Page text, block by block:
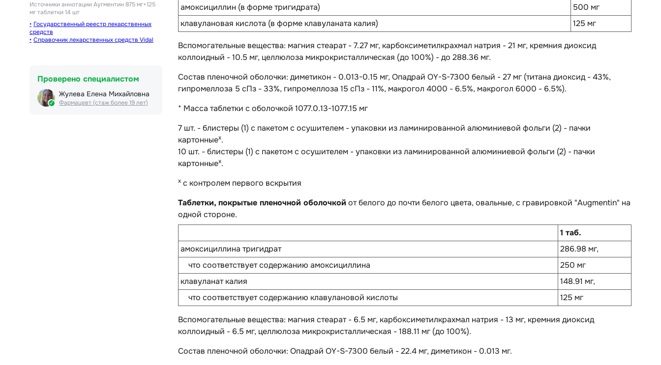
Источники аннотацииАугментин 875 мг+125
мг таблетки 14 шт
Государственный реестр лекарственных
средств
Справочник лекарственных средств Vidal
Проверено специалистом
Жулева Елена Михайловна
Фармацевт (стаж более 19 лет)
амоксициллин (в форме тригидрата)
500 мг
клавулановая кислота (в форме клавуланата калия)
125 мг
Вспомогательные вещества: магния стеарат - 7.27 мг, карбоксиметилкрахмал натрия - 21 мг, кремния диоксид
коллоидный - 10.5 мг, целлюлоза микрокристаллическая (до 100%) - до 288.36 мг.
Состав пленочной оболочки: диметикон - 0.013-0.15 мг, Опадрай OY-S-7300 белый - 27 мг (титана диоксид - 43%,
гипромеллоза 5 сПз - 33%, гипромеллоза 15 сПз - 11%, макрогол 4000 - 6.5%, макрогол 6000 - 6.5%).
* Масса таблетки с оболочкой 1077.0.13-1077.15 мг
7 шт. - блистеры (1) с пакетом с осушителем - упаковки из ламинированной алюминиевой фольги (2) - пачки
картонныех.
10 шт. - блистеры (1) с пакетом с осушителем - упаковки из ламинированной алюминиевой фольги (2) - пачки
картонныех.
х с контролем первого вскрытия
Таблетки, покрытые пленочной оболочкой от белого до почти белого цвета, овальные, с гравировкой "Augmentin" на
одной стороне.
1 таб.
амоксициллина тригидрат
286.98 мг,
что соответствует содержанию амоксициллина
250 мг
клавуланат калия
148.91 мг,
что соответствует содержанию клавулановой кислоты
125 мг
Вспомогательные вещества: магния стеарат - 6.5 мг, карбоксиметилкрахмал натрия - 13 мг, кремния диоксид
коллоидный - 6.5 мг, целлюлоза микрокристаллическая - 188.11 мг (до 100%).
Состав пленочной оболочки: Опадрай OY-S-7300 белый - 22.4 мг, диметикон - 0.013 мг.